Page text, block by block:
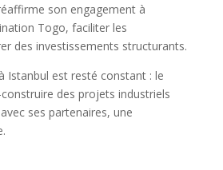
son engagement à
Togo, faciliter les
des investissements structurants.
Istanbul est resté constant : le
des projets industriels
ses partenaires, une